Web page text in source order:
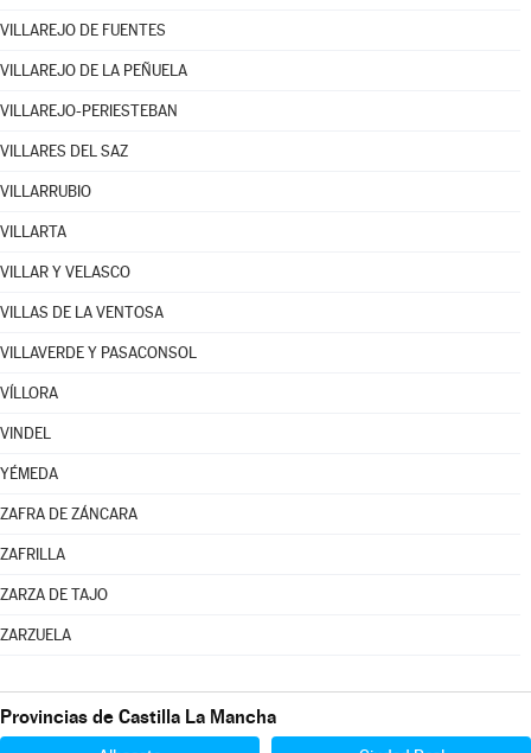
VILLAREJO DE FUENTES
VILLAREJO DE LA PEÑUELA
VILLAREJO-PERIESTEBAN
VILLARES DEL SAZ
VILLARRUBIO
VILLARTA
VILLAR Y VELASCO
VILLAS DE LA VENTOSA
VILLAVERDE Y PASACONSOL
VÍLLORA
VINDEL
YÉMEDA
ZAFRA DE ZÁNCARA
ZAFRILLA
ZARZA DE TAJO
ZARZUELA
Provincias de Castilla La Mancha